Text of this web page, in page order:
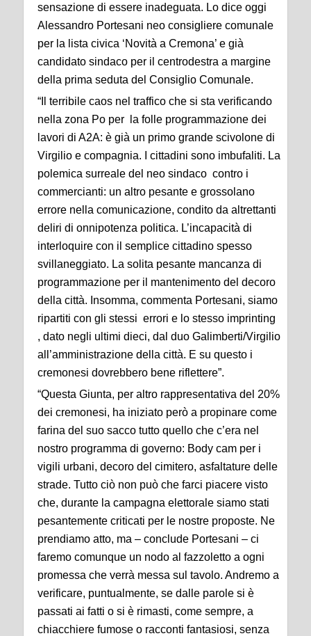
sensazione di essere inadeguata. Lo dice oggi
Alessandro Portesani neo consigliere comunale
per la lista civica ‘Novità a Cremona’ e già
candidato sindaco per il centrodestra a margine
della prima seduta del Consiglio Comunale.
“Il terribile caos nel traffico che si sta verificando
nella zona Po per la folle programmazione dei
lavori di A2A: è già un primo grande scivolone di
Virgilio e compagnia. I cittadini sono imbufaliti. La
polemica surreale del neo sindaco contro i
commercianti: un altro pesante e grossolano
errore nella comunicazione, condito da altrettanti
deliri di onnipotenza politica. L’incapacità di
interloquire con il semplice cittadino spesso
svillaneggiato. La solita pesante mancanza di
programmazione per il mantenimento del decoro
della città. Insomma, commenta Portesani, siamo
ripartiti con gli stessi errori e lo stesso imprinting
, dato negli ultimi dieci, dal duo Galimberti/Virgilio
all’amministrazione della città. E su questo i
cremonesi dovrebbero bene riflettere”.
“Questa Giunta, per altro rappresentativa del 20%
dei cremonesi, ha iniziato però a propinare come
farina del suo sacco tutto quello che c’era nel
nostro programma di governo: Body cam per i
vigili urbani, decoro del cimitero, asfaltature delle
strade. Tutto ciò non può che farci piacere visto
che, durante la campagna elettorale siamo stati
pesantemente criticati per le nostre proposte. Ne
prendiamo atto, ma – conclude Portesani – ci
faremo comunque un nodo al fazzoletto a ogni
promessa che verrà messa sul tavolo. Andremo a
verificare, puntualmente, se dalle parole si è
passati ai fatti o si è rimasti, come sempre, a
chiacchiere fumose o racconti fantasiosi, senza